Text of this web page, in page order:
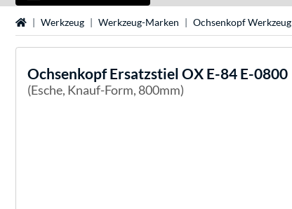
StartseiteWerkzeug Werkzeug-Marken Ochsenkopf Werkzeug
Ochsenkopf Ersatzstiel OX E-84 E-0800
(Esche, Knauf-Form, 800mm)